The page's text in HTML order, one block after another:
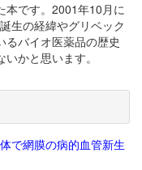
本です。2001年10月に
生の経緯やグリベック
るバイオ医薬品の歴史
かと思います。
で網膜の病的血管新生